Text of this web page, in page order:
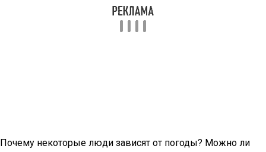
Почему некоторые люди зависят от погоды? Можно ли